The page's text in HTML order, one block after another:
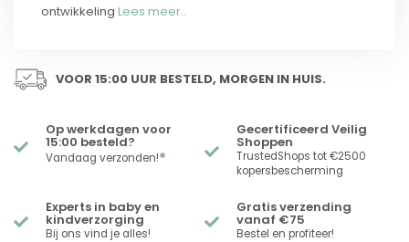
ontwikkeling Lees meer..
VOOR 15:00 UUR BESTELD, MORGEN IN HUIS.
Op werkdagen voor
15:00 besteld?
Vandaag verzonden!*
Gecertificeerd Veilig
Shoppen
TrustedShops tot €2500
kopersbescherming
Experts in baby en
kindverzorging
Bij ons vind je alles!
Gratis verzending
vanaf €75
Bestel en profiteer!